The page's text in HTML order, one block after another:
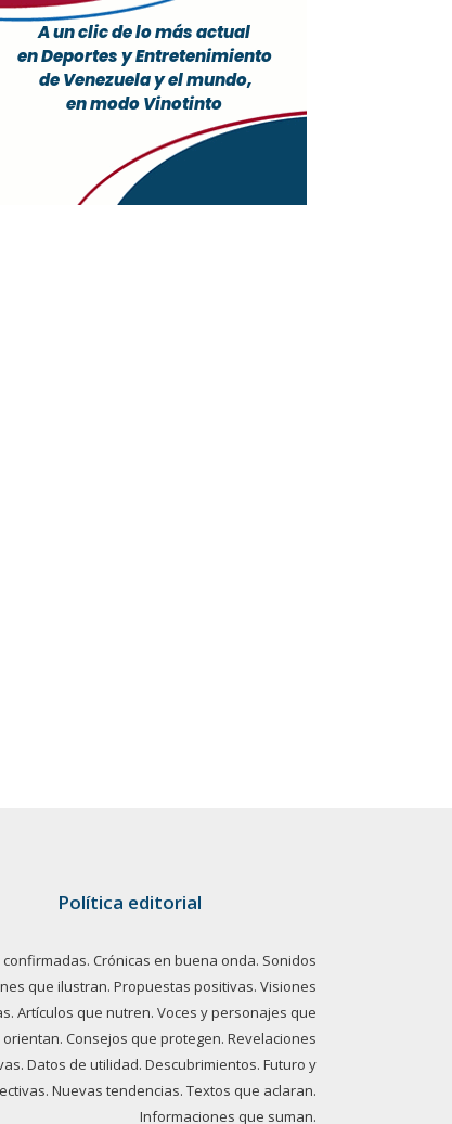
Política editorial
confirmadas. Crónicas en buena onda. Sonidos
que ilustran. Propuestas positivas. Visiones
Artículos que nutren. Voces y personajes que
orientan. Consejos que protegen. Revelaciones
Datos de utilidad. Descubrimientos. Futuro y
Nuevas tendencias. Textos que aclaran.
Informaciones que suman.